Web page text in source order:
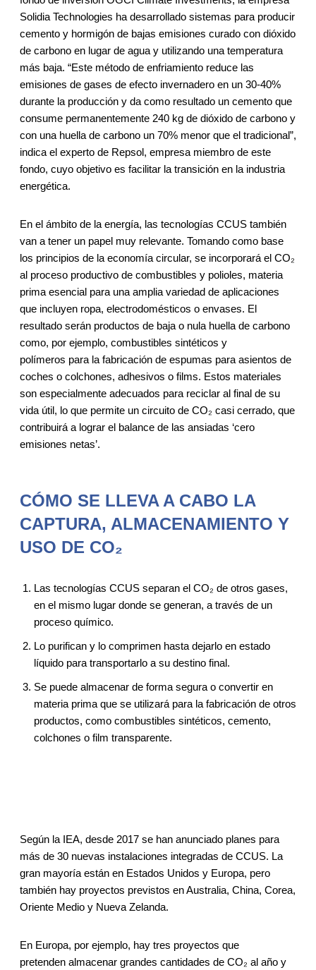
Solidia Technologies ha desarrollado sistemas para producir
cemento y hormigón de bajas emisiones curado con dióxido
de carbono en lugar de agua y utilizando una temperatura
más baja. “Este método de enfriamiento reduce las
emisiones de gases de efecto invernadero en un 30-40%
durante la producción y da como resultado un cemento que
consume permanentemente 240 kg de dióxido de carbono y
con una huella de carbono un 70% menor que el tradicional”,
indica el experto de Repsol, empresa miembro de este
fondo, cuyo objetivo es facilitar la transición en la industria
energética.
En el ámbito de la energía, las tecnologías CCUS también
van a tener un papel muy relevante. Tomando como base
los principios de la economía circular, se incorporará el CO₂
al proceso productivo de combustibles y polioles, materia
prima esencial para una amplia variedad de aplicaciones
que incluyen ropa, electrodomésticos o envases. El
resultado serán productos de baja o nula huella de carbono
como, por ejemplo, combustibles sintéticos y
polímeros para la fabricación de espumas para asientos de
coches o colchones, adhesivos o films. Estos materiales
son especialmente adecuados para reciclar al final de su
vida útil, lo que permite un circuito de CO₂ casi cerrado, que
contribuirá a lograr el balance de las ansiadas ‘cero
emisiones netas’.
CÓMO SE LLEVA A CABO LA
CAPTURA, ALMACENAMIENTO Y
USO DE CO₂
Las tecnologías CCUS separan el CO₂ de otros gases,
en el mismo lugar donde se generan, a través de un
proceso químico.
Lo purifican y lo comprimen hasta dejarlo en estado
líquido para transportarlo a su destino final.
Se puede almacenar de forma segura o convertir en
materia prima que se utilizará para la fabricación de otros
productos, como combustibles sintéticos, cemento,
colchones o film transparente.
Según la IEA, desde 2017 se han anunciado planes para
más de 30 nuevas instalaciones integradas de CCUS. La
gran mayoría están en Estados Unidos y Europa, pero
también hay proyectos previstos en Australia, China, Corea,
Oriente Medio y Nueva Zelanda.
En Europa, por ejemplo, hay tres proyectos que
pretenden almacenar grandes cantidades de CO₂ al año y